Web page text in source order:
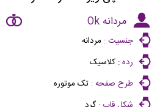
مردانه Ok
جنسیت : مردانه
رده : کلاسیک
طرح صفحه : تک موتوره